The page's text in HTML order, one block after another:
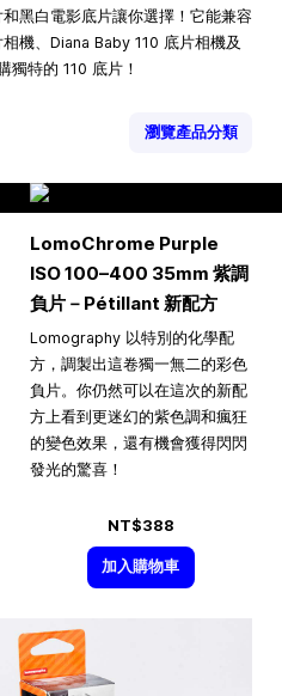
黑白電影底片讓你選擇！它能兼容
機、Diana Baby 110 底片相機及
獨特的 110 底片！
瀏覽產品分類
LomoChrome Purple
ISO100–400 35mm 紫調
負片－Pétillant 新配方
Lomography 以特別的化學配
方，調製出這卷獨一無二的彩色
負片。你仍然可以在這次的新配
方上看到更迷幻的紫色調和瘋狂
的變色效果，還有機會獲得閃閃
發光的驚喜！
NT$388
加入購物車